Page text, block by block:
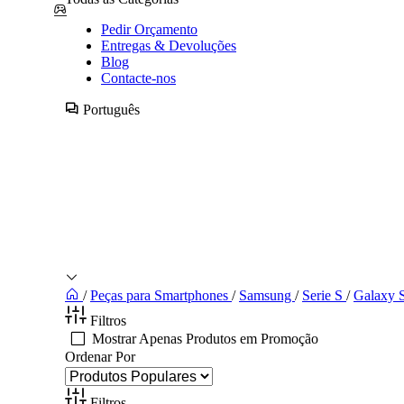
Pedir Orçamento
Entregas & Devoluções
Blog
Contacte-nos
Português
/ Peças para Smartphones / Samsung / Serie S / Galaxy
Filtros
Mostrar Apenas Produtos em Promoção
Ordenar Por